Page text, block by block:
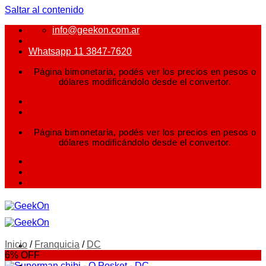
Saltar al contenido
info@geekon.com.ar
Whatsapp 11 3847-7620
Página bimonetaria, podés ver los precios en pesos o
dólares modificándolo desde el convertor.
Página bimonetaria, podés ver los precios en pesos o
dólares modificándolo desde el convertor.
Inicio / Franquicia / DC
6% OFF